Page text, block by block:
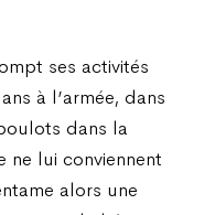
ses activités
à l’armée, dans
dans la
ne lui conviennent
alors une